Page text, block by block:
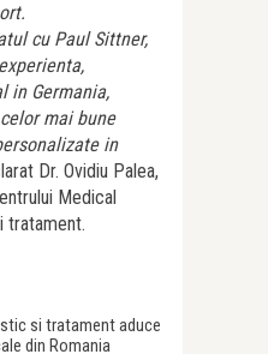
cu Paul Sittner,
ta,
in Germania,
mai bune
in
Dr. Ovidiu Palea,
Medical
tratament.
si tratament aduce
din Romania